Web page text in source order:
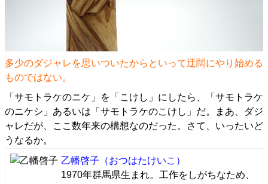
多少のダジャレを思いついたからといって迂闊にやり始める
ものではない。
「サモトラケのニケ」を「こけし」にしたら、「サモトラケ
のニケシ」あるいは「サモトラケのこけし」だ。まあ、ダジ
ャレだが、ここ数年来の構想なのだった。さて、いったいど
うなるか。
乙幡啓子 （おつはたけいこ）
1970年群馬県生まれ。工作をしがちなため、